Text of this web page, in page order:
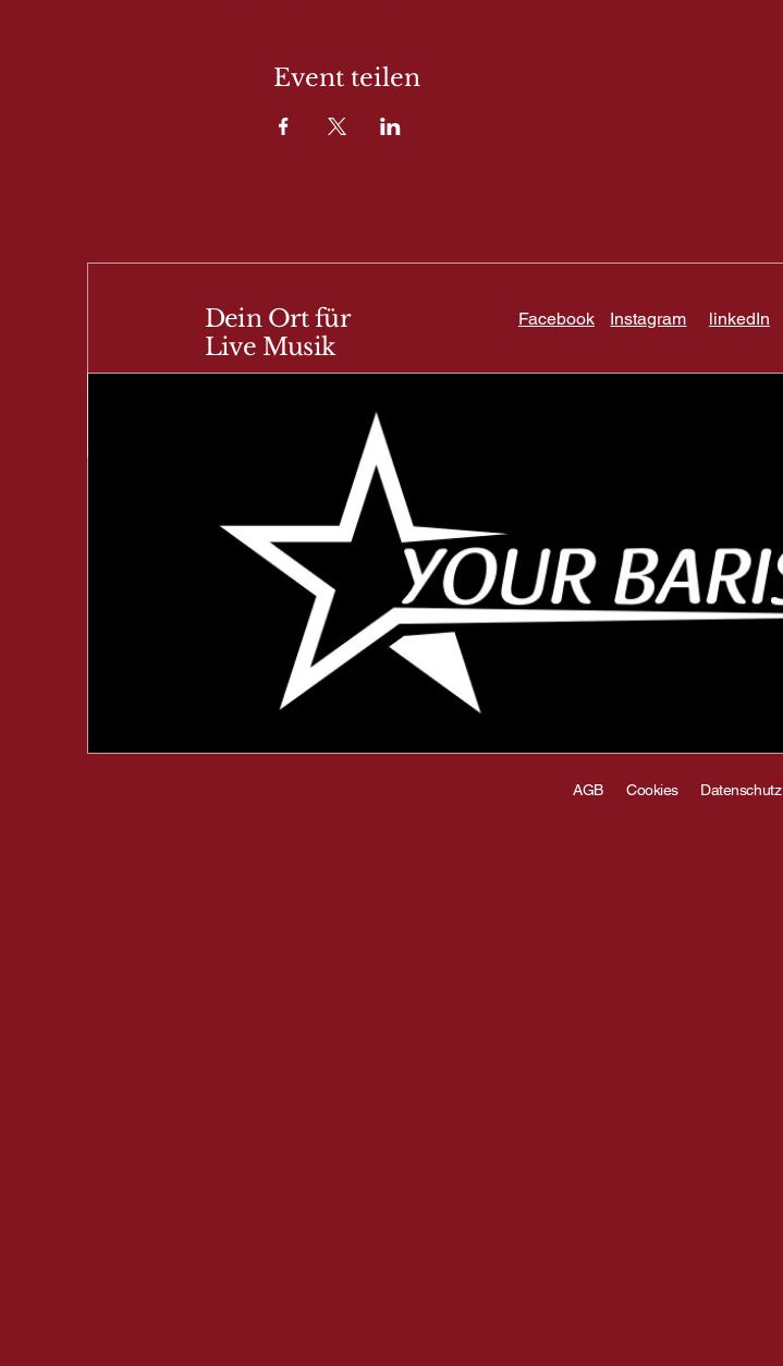
Event teilen
Dein Ort für
Live Musik
Facebook Instagram linkedIn
AGB Cookies Datenschutz